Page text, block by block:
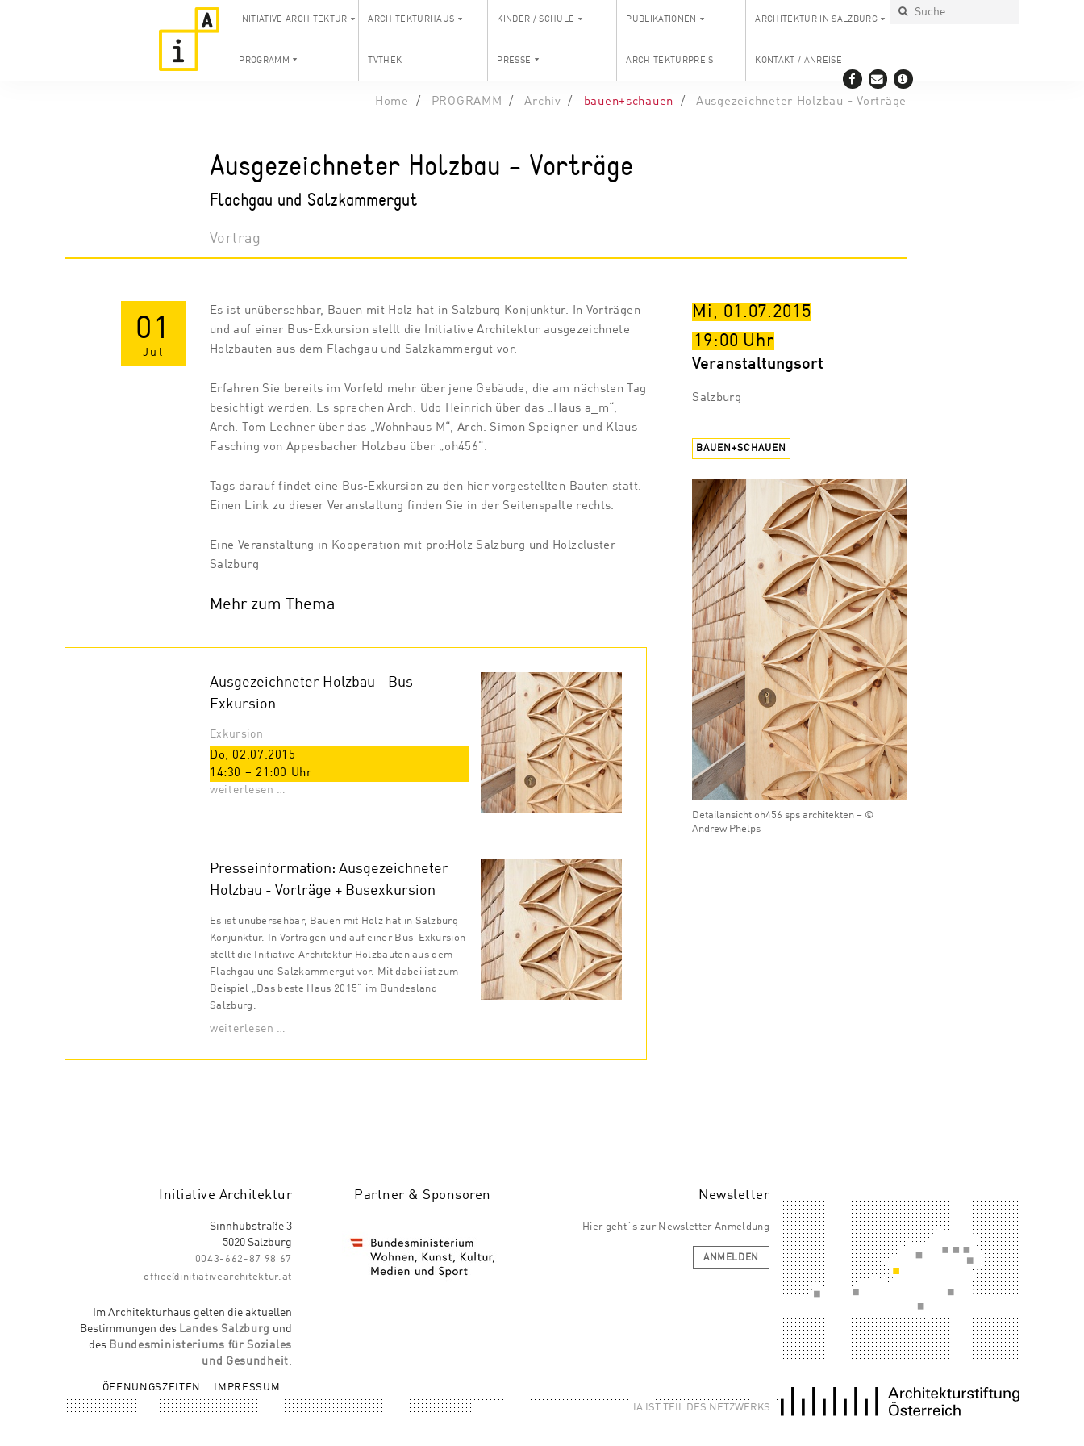
INITIATIVE ARCHITEKTUR ARCHITEKTURHAUS KINDER / SCHULE PUBLIKATIONEN ARCHITEKTUR IN SALZBURG
PROGRAMM TVTHEK PRESSE ARCHITEKTURPREIS KONTAKT / ANREISE
Home PROGRAMM Archiv bauen+schauen Ausgezeichneter Holzbau - Vorträge
Ausgezeichneter Holzbau - Vorträge
Flachgau und Salzkammergut
Vortrag
01
Jul
Mi, 01.07.2015
19:00 Uhr
Veranstaltungsort
Salzburg
BAUEN+SCHAUEN
Detailansicht oh456 sps architekten – ©
Andrew Phelps
Es ist unübersehbar, Bauen mit Holz hat in Salzburg Konjunktur. In Vorträgen
und auf einer Bus-Exkursion stellt die Initiative Architektur ausgezeichnete
Holzbauten aus dem Flachgau und Salzkammergut vor.
Erfahren Sie bereits im Vorfeld mehr über jene Gebäude, die am nächsten Tag
besichtigt werden. Es sprechen Arch. Udo Heinrich über das „Haus a_m“,
Arch. Tom Lechner über das „Wohnhaus M“, Arch. Simon Speigner und Klaus
Fasching von Appesbacher Holzbau über „oh456“.
Tags darauf findet eine Bus-Exkursion zu den hier vorgestellten Bauten statt.
Einen Link zu dieser Veranstaltung finden Sie in der Seitenspalte rechts.
Eine Veranstaltung in Kooperation mit pro:Holz Salzburg und Holzcluster
Salzburg
Mehr zum Thema
Ausgezeichneter Holzbau - Bus-
Exkursion
Exkursion
Do, 02.07.2015
14:30 – 21:00 Uhr
weiterlesen …
Presseinformation: Ausgezeichneter
Holzbau - Vorträge + Busexkursion
Es ist unübersehbar, Bauen mit Holz hat in Salzburg
Konjunktur. In Vorträgen und auf einer Bus-Exkursion
stellt die Initiative Architektur Holzbauten aus dem
Flachgau und Salzkammergut vor. Mit dabei ist zum
Beispiel „Das beste Haus 2015“ im Bundesland
Salzburg.
weiterlesen …
Initiative Architektur
Sinnhubstraße 3
5020 Salzburg
0043-662-87 98 67
office@initiativearchitektur.at
Im Architekturhaus gelten die aktuellen
Bestimmungen des Landes Salzburg und
des Bundesministeriums für Soziales
und Gesundheit.
Partner & Sponsoren Newsletter
Hier geht´s zur Newsletter Anmeldung
ANMELDEN
ÖFFNUNGSZEITEN
IMPRESSUM
IA IST TEIL DES NETZWERKS